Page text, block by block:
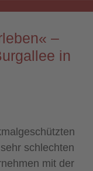
–
in
schlechten
mit der